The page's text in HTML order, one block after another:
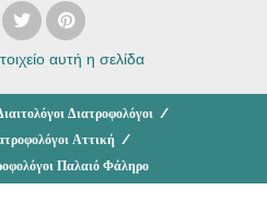
αυτή η σελίδα
Διατροφολόγοι /
Αττική /
Παλαιό Φάληρο